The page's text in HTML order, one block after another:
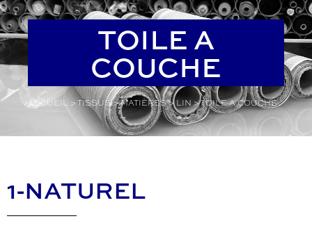
TOILE A
COUCHE
ACCUEIL>TISSUS>MATIÈRES>LIN>TOILE A COUCHE
1-NATUREL